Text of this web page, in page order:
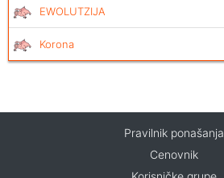
EWOLUTZIJA
Korona
Pravilnik ponašanja
Cenovnik